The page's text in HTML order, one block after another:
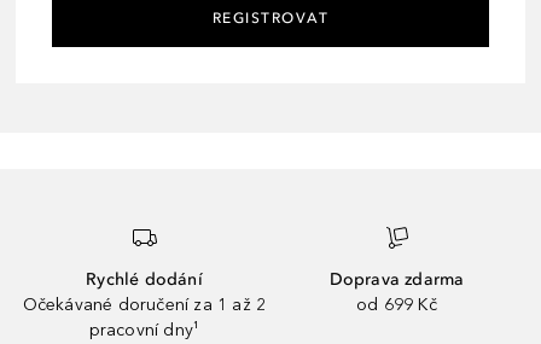
REGISTROVAT
Rychlé dodání
Očekávané doručení za 1 až 2
pracovní dny¹
Doprava zdarma
od 699 Kč